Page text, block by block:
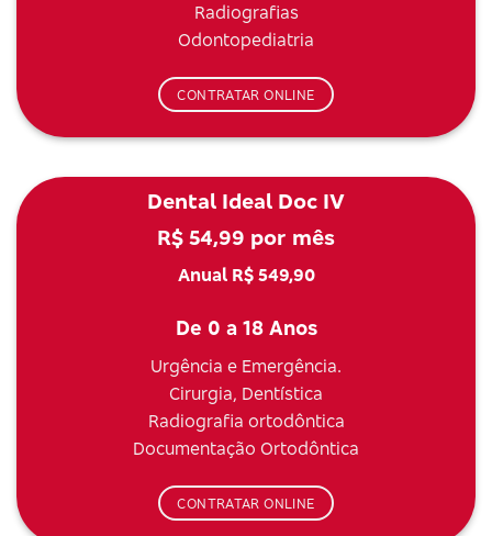
Radiografias
Odontopediatria
CONTRATAR ONLINE
Dental Ideal Doc IV
R$ 54,99 por mês
Anual R$ 549,90
De 0 a 18 Anos
Urgência e Emergência.
Cirurgia, Dentística
Radiografia ortodôntica
Documentação Ortodôntica
CONTRATAR ONLINE